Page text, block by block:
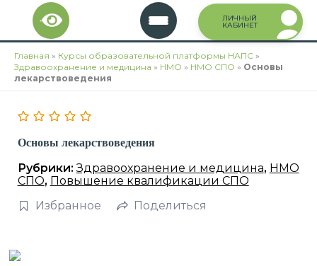
Перейти
содержимому
ЛИЧНЫЙ
КАБИНЕТ
Главная » Курсы образовательной платформы НАПС »
Здравоохранение и медицина » НМО » НМО СПО » Основы
лекарствоведения
Основы лекарствоведения
Рубрики:Здравоохранение и медицина, НМО
СПО, Повышение квалификации СПО
Избранное
Поделиться